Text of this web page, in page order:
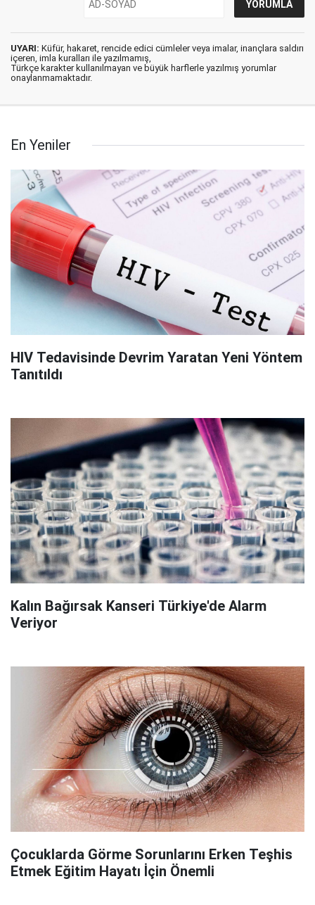
UYARI: Küfür, hakaret, rencide edici cümleler veya imalar, inançlara saldırı
içeren, imla kuralları ile yazılmamış,
Türkçe karakter kullanılmayan ve büyük harflerle yazılmış yorumlar
onaylanmamaktadır.
En Yeniler
HIV Tedavisinde Devrim Yaratan Yeni Yöntem
Tanıtıldı
Kalın Bağırsak Kanseri Türkiye'de Alarm
Veriyor
Çocuklarda Görme Sorunlarını Erken Teşhis
Etmek Eğitim Hayatı İçin Önemli